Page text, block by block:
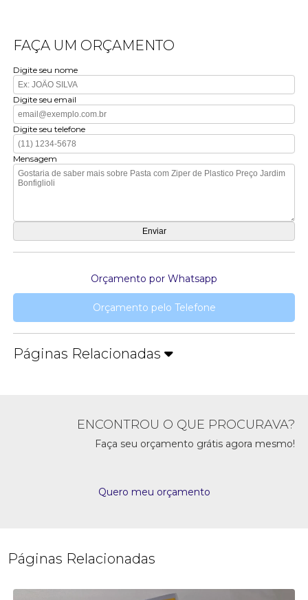
FAÇA UM ORÇAMENTO
Digite seu nome
Digite seu email
Digite seu telefone
Mensagem
Orçamento por Whatsapp
Orçamento pelo Telefone
Páginas Relacionadas
ENCONTROU O QUE PROCURAVA?
Faça seu orçamento grátis agora mesmo!
Quero meu orçamento
Páginas Relacionadas